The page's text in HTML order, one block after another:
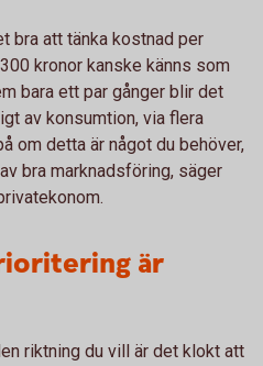
bra att tänka kostnad per
kronor kanske känns som
bara ett par gånger blir det
av konsumtion, via flera
om detta är något du behöver,
bra marknadsföring, säger
är
riktning du vill är det klokt att